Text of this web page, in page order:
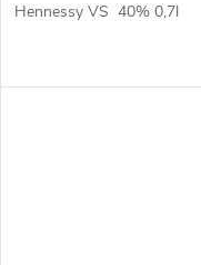
Hennessy VS 40% 0,7l